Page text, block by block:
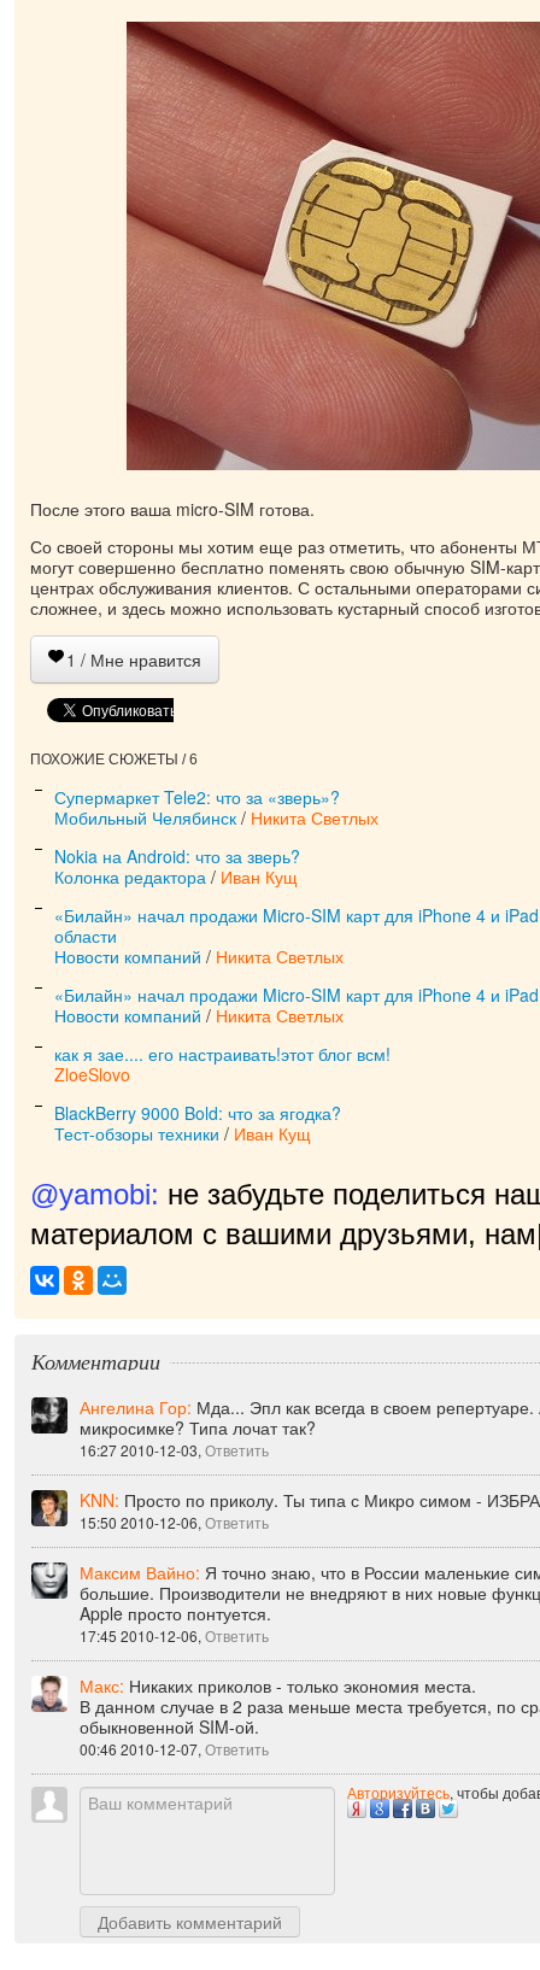
После этого ваша micro-SIM готова.
Со своей стороны мы хотим еще раз отметить, что абоненты
могут совершенно бесплатно поменять свою обычную SIM-
центрах обслуживания клиентов. С остальными операторами
сложнее, и здесь можно использовать кустарный способ
1 / Мне нравится
ПОХОЖИЕ СЮЖЕТЫ / 6
Супермаркет Tele2: что за «зверь»?
Мобильный Челябинск / Никита Светлых
Nokia на Android: что за зверь?
Колонка редактора / Иван Кущ
«Билайн» начал продажи Micro-SIM карт для iPhоne 4 и
области
Новости компаний / Никита Светлых
«Билайн» начал продажи Micro-SIM карт для iPhоne 4 и
Новости компаний / Никита Светлых
как я зае.... его настраивать!этот блог всм!
ZloeSlovo
BlackBerry 9000 Bold: что за ягодка?
Тест-обзоры техники / Иван Кущ
@yamobi: не забудьте поделиться
материалом с вашими друзьями, нам
приятно!
Комментарии
Ангелина Гор: Мда... Эпл как всегда в своем
микросимке? Типа лочат так?
16:27 2010-12-03,
Просто по приколу. Ты типа с Микро симом -
Максим Вайно:Я точно знаю, что в России маленькие
большие. Производители не внедряют в них новые
Apple просто понтуется.
Макс:Никаких приколов - только экономия места.
В данном случае в 2 раза меньше места требуется, по
обыкновенной SIM-ой.
00:46 2010-12-07,Ответить